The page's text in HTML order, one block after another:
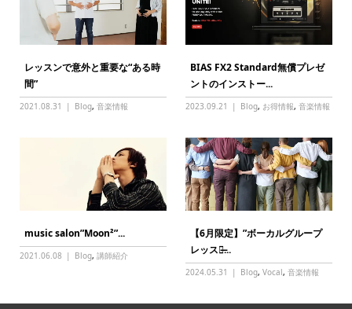
レッスンで意外と重要な“ある時
間”
2021.08.31 Blog, 音楽情報
BIAS FX2 Standard無償プレゼ
ントのインストー...
2023.09.21 Blog, お得情報,音楽情報
music salon”Moon²”...
2021.06.08 Blog, 講師紹介
【6月限定】”ボーカルグループ
レッスン̶...
2024.05.31 Blog,Vocal,音楽情報